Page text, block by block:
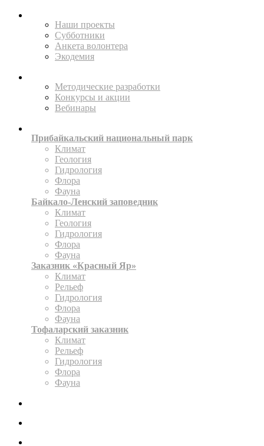
Наши проекты
Субботники
Анкета волонтера
Экодемия
Методические разработки
Конкурсы и акции
Вебинары
Прибайкальский национальный парк
Климат
Геология
Гидрология
Флора
Фауна
Байкало-Ленский заповедник
Климат
Геология
Гидрология
Флора
Фауна
Заказник «Красный Яр»
Климат
Рельеф
Гидрология
Флора
Фауна
Тофаларский заказник
Климат
Рельеф
Гидрология
Флора
Фауна